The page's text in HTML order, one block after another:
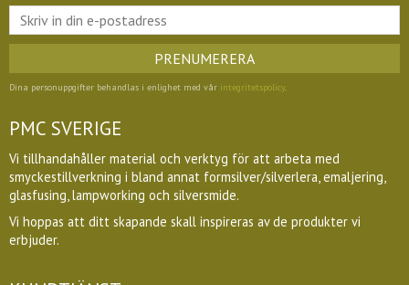
PRENUMERERA
Dina personuppgifter behandlas i enlighet med vår integritetspolicy.
PMC SVERIGE
Vi tillhandahåller material och verktyg för att arbeta med
smyckestillverkning i bland annat formsilver/silverlera, emaljering,
glasfusing, lampworking och silversmide.
Vi hoppas att ditt skapande skall inspireras av de produkter vi
erbjuder.